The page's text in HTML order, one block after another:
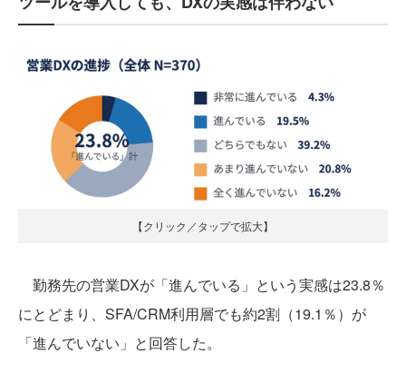
【クリック／タップで拡大】
勤務先の営業DXが「進んでいる」という実感は23.8％
にとどまり、SFA/CRM利用層でも約2割（19.1％）が
「進んでいない」と回答した。